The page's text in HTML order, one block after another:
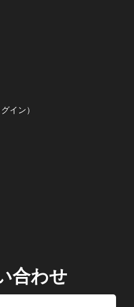
イン）
合わせ